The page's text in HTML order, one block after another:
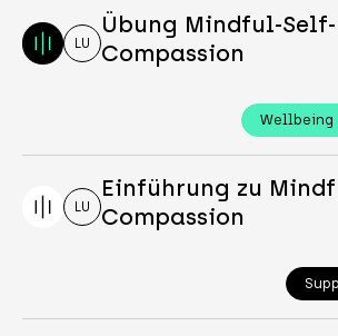
LU
Übung Mindful-Self-
Compassion
Wellbeing
LU
Einführung zu
Compassion